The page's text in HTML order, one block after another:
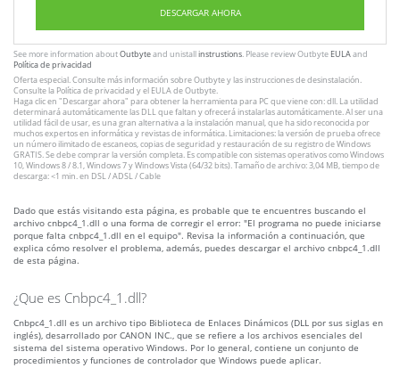
DESCARGAR AHORA
See more information aboutOutbyteand unistallinstrustions. Please review Outbyte EULAand
Política de privacidad
Oferta especial. Consulte más información sobreOutbytey las instruccionesde desinstalación.
Consultela Política de privacidad y el EULAde Outbyte.
Haga clic en "Descargar ahora" para obtener la herramienta para PC que viene con: dll. La utilidad
determinará automáticamente las DLL que faltan y ofrecerá instalarlas automáticamente. Al ser una
utilidad fácil de usar, es una gran alternativa a la instalación manual, que ha sido reconocida por
muchos expertos en informática y revistas de informática. Limitaciones: la versión de prueba ofrece
un número ilimitado de escaneos, copias de seguridad y restauración de su registro de Windows
GRATIS. Se debe comprar la versión completa. Es compatible con sistemas operativos como Windows
10, Windows 8 / 8.1, Windows 7 y Windows Vista (64/32 bits). Tamaño de archivo: 3,04 MB, tiempo de
descarga: <1 min. en DSL / ADSL / Cable
Dado que estás visitando esta página, es probable que te encuentres buscando el
archivo cnbpc4_1.dll o una forma de corregir el error: "El programa no puede iniciarse
porque falta cnbpc4_1.dll en el equipo". Revisa la información a continuación, que
explica cómo resolver el problema, además, puedes descargar el archivo cnbpc4_1.dll
de esta página.
¿Que es Cnbpc4_1.dll?
Cnbpc4_1.dll es un archivo tipo Biblioteca de Enlaces Dinámicos (DLL por sus siglas en
inglés), desarrollado por CANON INC., que se refiere a los archivos esenciales del
sistema del sistema operativo Windows. Por lo general, contiene un conjunto de
procedimientos y funciones de controlador que Windows puede aplicar.